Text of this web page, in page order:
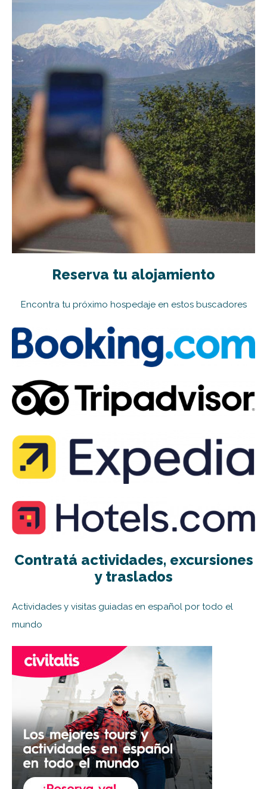
Reserva tu alojamiento
Encontra tu próximo hospedaje en estos buscadores
Contratá actividades, excursiones
y traslados
Actividades y visitas guiadas en español por todo el
mundo